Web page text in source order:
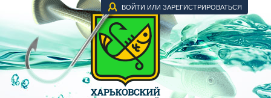
ВОЙТИ ИЛИ ЗАРЕГИСТРИРОВАТЬСЯ